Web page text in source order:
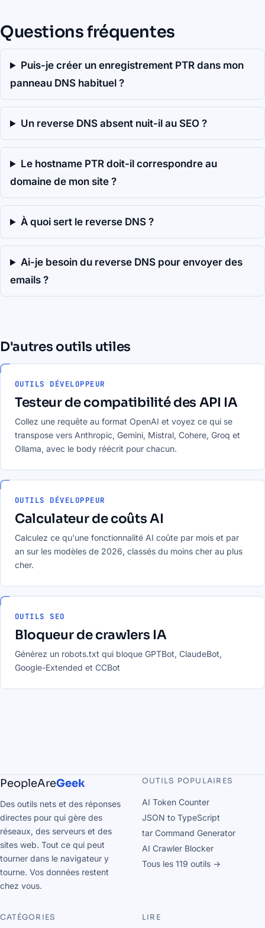
Questions fréquentes
Puis-je créer un enregistrement PTR dans mon
panneau DNS habituel ?
Un reverse DNS absent nuit-il au SEO ?
Le hostname PTR doit-il correspondre au
domaine de mon site ?
À quoi sert le reverse DNS ?
Ai-je besoin du reverse DNS pour envoyer des
emails ?
D'autres outils utiles
OUTILS DÉVELOPPEUR
Testeur de compatibilité des API IA
Collez une requête au format OpenAI et voyez ce qui se
transpose vers Anthropic, Gemini, Mistral, Cohere, Groq et
Ollama, avec le body réécrit pour chacun.
OUTILS DÉVELOPPEUR
Calculateur de coûts AI
Calculez ce qu'une fonctionnalité AI coûte par mois et par
an sur les modèles de 2026, classés du moins cher au plus
cher.
OUTILS SEO
Bloqueur de crawlers IA
Générez un robots.txt qui bloque GPTBot, ClaudeBot,
Google-Extended et CCBot
PeopleAreGeek
Des outils nets et des réponses
directes pour qui gère des
réseaux, des serveurs et des
sites web. Tout ce qui peut
tourner dans le navigateur y
tourne. Vos données restent
chez vous.
OUTILS POPULAIRES
AI Token Counter
JSON to TypeScript
tar Command Generator
AI Crawler Blocker
Tous les 119 outils →
CATÉGORIES LIRE